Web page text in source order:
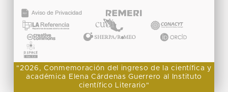
"2026, Conmemoración del ingreso de la científica y
académica Elena Cárdenas Guerrero al Instituto
científico Literario"